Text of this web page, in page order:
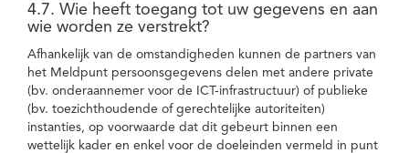
4.7. Wie heeft toegang tot uw gegevens en aan
wie worden ze verstrekt?
Afhankelijk van de omstandigheden kunnen de partners van
het Meldpunt persoonsgegevens delen met andere private
(bv. onderaannemer voor de ICT-infrastructuur) of publieke
(bv. toezichthoudende of gerechtelijke autoriteiten)
instanties, op voorwaarde dat dit gebeurt binnen een
wettelijk kader en enkel voor de doeleinden vermeld in punt